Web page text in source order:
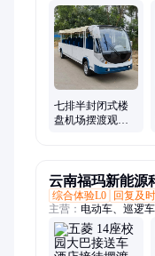
车、电动平板车、平
地平车、环卫垃圾车
盘、垃圾桶运输车、
车、矿石搬运机、三
七排半封闭式楼
盘机场摆渡观光
云南福玛新能源
综合体验L0
回复及时
主营： 电动车、巡逻
卫车、电动观光、电
牵引车、高尔夫球车